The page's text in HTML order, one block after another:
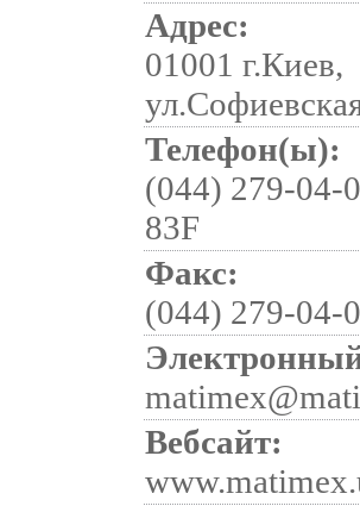
Адрес:
01001 г.Киев,
Телефон(ы):
(044) 279-04-
83F
Факс:
(044) 279-04-
Вебсайт: